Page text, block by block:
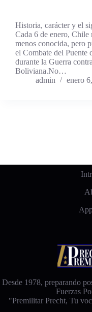
Historia, carácter y el
Cada 6 de enero,
menos conocida, pero
el Combate del Puente
durante la Guerra
Boliviana.No…
admin
enero
Desde 1978, preparando
Fuerzas
"Premilitar Precht, Tu